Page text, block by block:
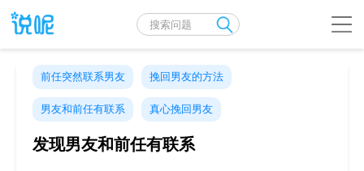
前任突然联系男友 挽回男友的方法
男友和前任有联系 真心挽回男友
发现男友和前任有联系